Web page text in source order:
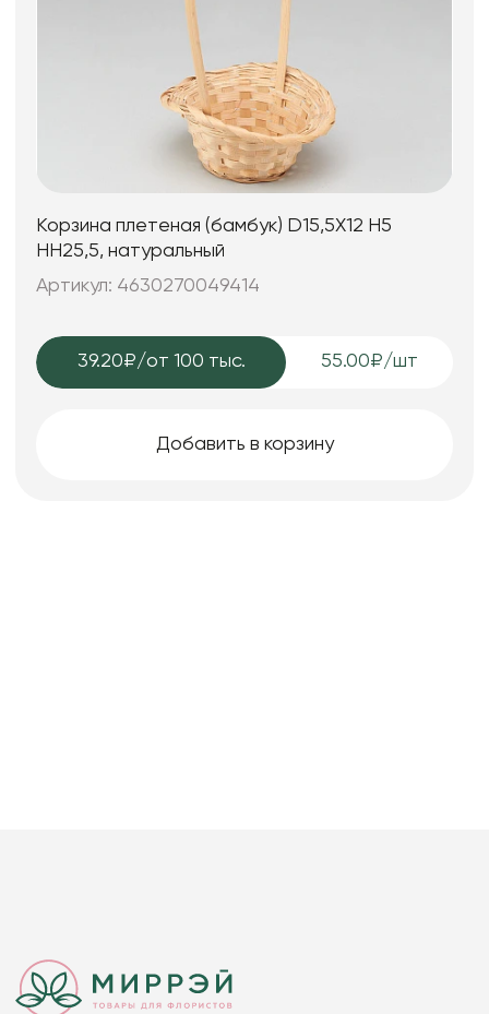
Корзина плетеная (бамбук) D15,5X12 H5
HH25,5, натуральный
Артикул: 4630270049414
39.20₽/от 100 тыс. 55.00₽/шт
Добавить в корзину